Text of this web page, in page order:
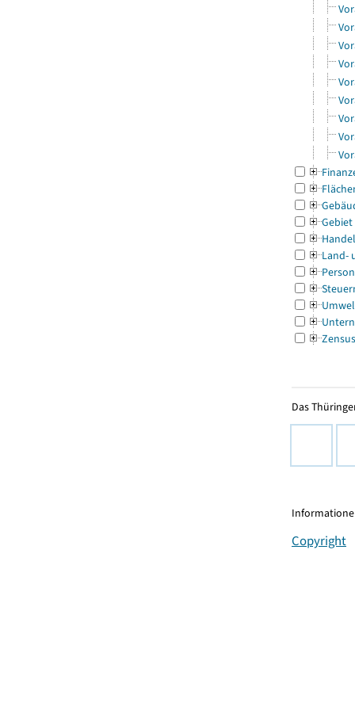
Gebiet
Land-
Zensus
Das
Copyright